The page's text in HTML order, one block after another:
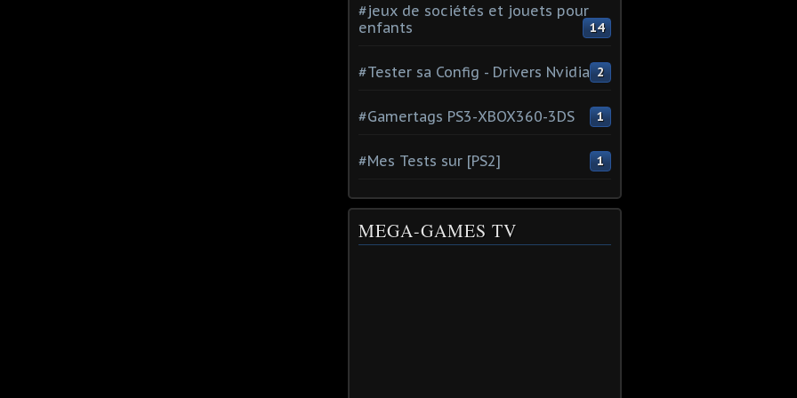
#jeux de sociétés et jouets pour
enfants
14
#Tester sa Config - Drivers Nvidia 2
#Gamertags PS3-XBOX360-3DS 1
#Mes Tests sur [PS2] 1
MEGA-GAMES TV